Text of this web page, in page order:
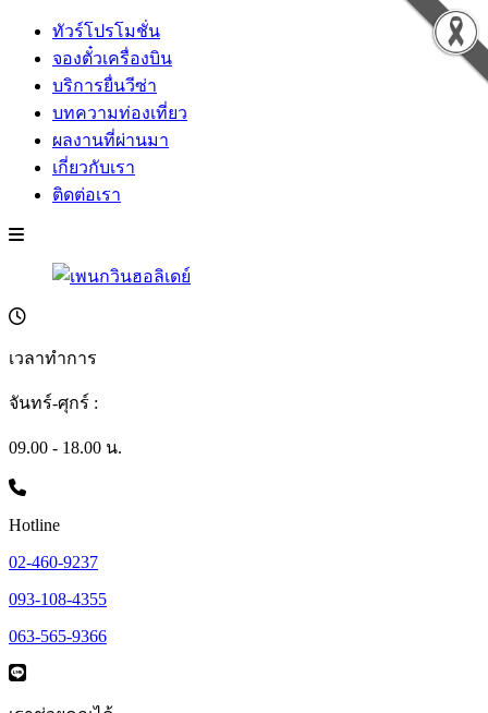
ทัวร์โปรโมชั่น
จองตั๋วเครื่องบิน
บริการยื่นวีซ่า
บทความท่องเที่ยว
ผลงานที่ผ่านมา
เกี่ยวกับเรา
ติดต่อเรา
เวลาทำการ
จันทร์-ศุกร์ :
09.00 - 18.00 น.
Hotline
02-460-9237
093-108-4355
063-565-9366